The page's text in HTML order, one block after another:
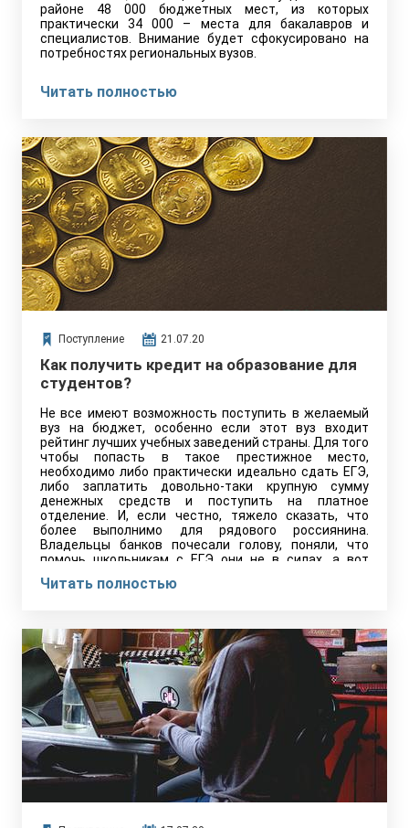
районе 48 000 бюджетных мест, из которых
практически 34 000 – места для бакалавров и
специалистов. Внимание будет сфокусировано на
потребностях региональных вузов.
Читать полностью
Поступление 21.07.20
Как получить кредит на образование для
студентов?
Не все имеют возможность поступить в желаемый
вуз на бюджет, особенно если этот вуз входит
рейтинг лучших учебных заведений страны. Для того
чтобы попасть в такое престижное место,
необходимо либо практически идеально сдать ЕГЭ,
либо заплатить довольно-таки крупную сумму
денежных средств и поступить на платное
отделение. И, если честно, тяжело сказать, что
более выполнимо для рядового россиянина.
Владельцы банков почесали голову, поняли, что
помочь школьникам с ЕГЭ они не в силах, а вот
организовали такую чудесную вещь, как «кредит на
Читать полностью